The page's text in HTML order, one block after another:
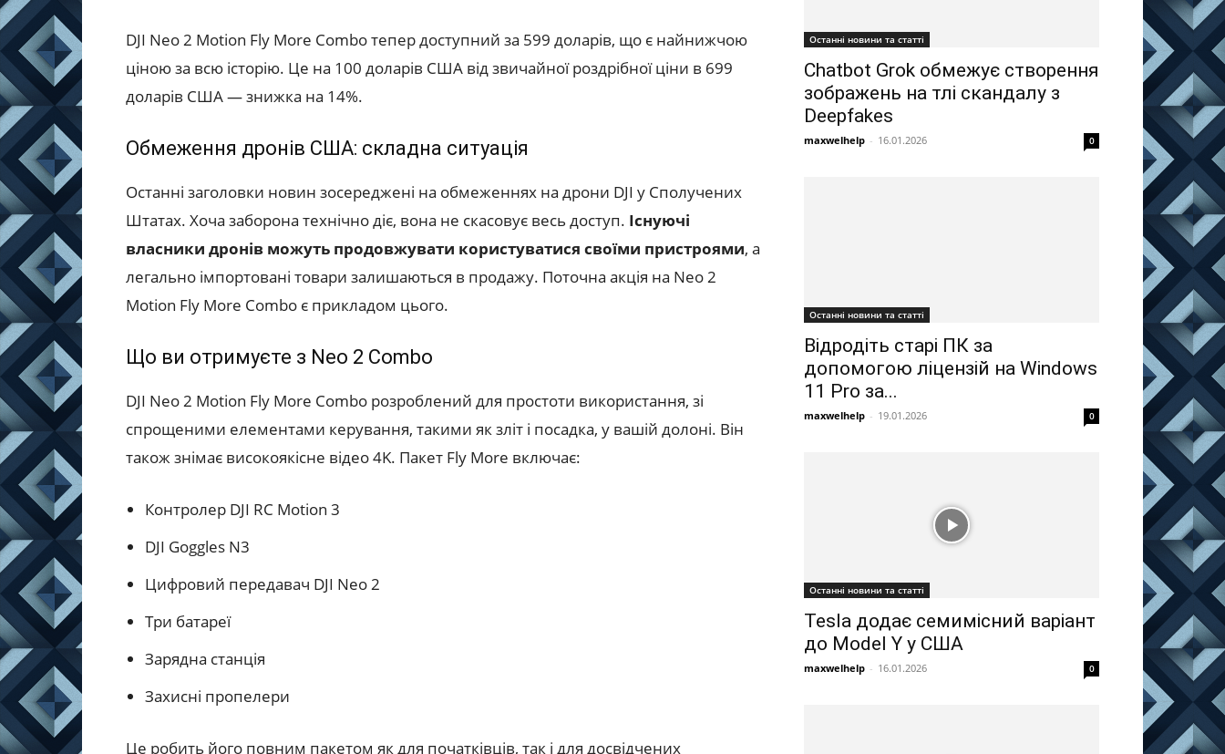
DJI Neo 2 Motion Fly More Combo тепер доступний за 599 доларів, що є найнижчою
ціною за всю історію. Це на 100 доларів США від звичайної роздрібної ціни в 699
доларів США — знижка на 14%.
Обмеження дронів США: складна ситуація
Останні заголовки новин зосереджені на обмеженнях на дрони DJI у Сполучених
Штатах. Хоча заборона технічно діє, вона не скасовує весь доступ. Існуючі
власники дронів можуть продовжувати користуватися своїми пристроями, а
легально імпортовані товари залишаються в продажу. Поточна акція на Neo 2
Motion Fly More Combo є прикладом цього.
Що ви отримуєте з Neo 2 Combo
DJI Neo 2 Motion Fly More Combo розроблений для простоти використання, зі
спрощеними елементами керування, такими як зліт і посадка, у вашій долоні. Він
також знімає високоякісне відео 4K. Пакет Fly More включає:
Контролер DJI RC Motion 3
DJI Goggles N3
Цифровий передавач DJI Neo 2
Три батареї
Зарядна станція
Захисні пропелери
Це робить його повним пакетом як для початківців, так і для досвідчених
Останні новини та статті
Chatbot Grok обмежує створення
зображень на тлі скандалу з
Deepfakes
maxwelhelp - 16.01.2026 0
Останні новини та статті
Відродіть старі ПК за
допомогою ліцензій на Windows
11 Pro за...
maxwelhelp - 19.01.2026 0
Останні новини та статті
Tesla додає семимісний варіант
до Model Y у США
maxwelhelp - 16.01.2026 0